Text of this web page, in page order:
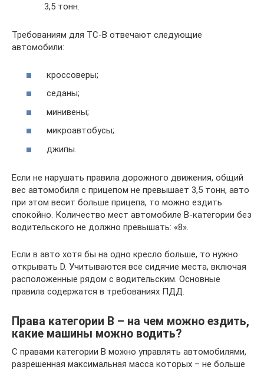
3,5 тонн.
Требованиям для ТС-B отвечают следующие
автомобили:
кроссоверы;
седаны;
минивены;
микроавтобусы;
джипы.
Если не нарушать правила дорожного движения, общий
вес автомобиля с прицепом не превышает 3,5 тонн, авто
при этом весит больше прицепа, то можно ездить
спокойно. Количество мест автомобиле B-категории без
водительского не должно превышать: «8».
Если в авто хотя бы на одно кресло больше, то нужно
открывать D. Учитываются все сидячие места, включая
расположенные рядом с водительским. Основные
правила содержатся в требованиях ПДД.
Права категории В – на чем можно ездить,
какие машины можно водить?
С правами категории В можно управлять автомобилями,
разрешенная максимальная масса которых – не больше